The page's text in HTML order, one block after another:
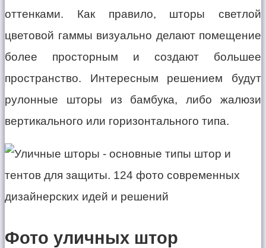
оттенками. Как правило, шторы светлой
цветовой гаммы визуально делают помещение
более просторным и создают большее
пространство. Интересным решением будут
рулонные шторы из бамбука, либо жалюзи
вертикального или горизонтального типа.
Фото уличных штор